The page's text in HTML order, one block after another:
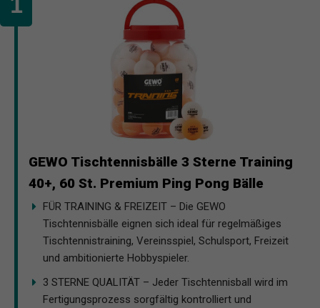
GEWO Tischtennisbälle 3 Sterne Training
40+, 60 St. Premium Ping Pong Bälle
FÜR TRAINING & FREIZEIT – Die GEWO
Tischtennisbälle eignen sich ideal für regelmäßiges
Tischtennistraining, Vereinsspiel, Schulsport, Freizeit
und ambitionierte Hobbyspieler.
3 STERNE QUALITÄT – Jeder Tischtennisball wird im
Fertigungsprozess sorgfältig kontrolliert und